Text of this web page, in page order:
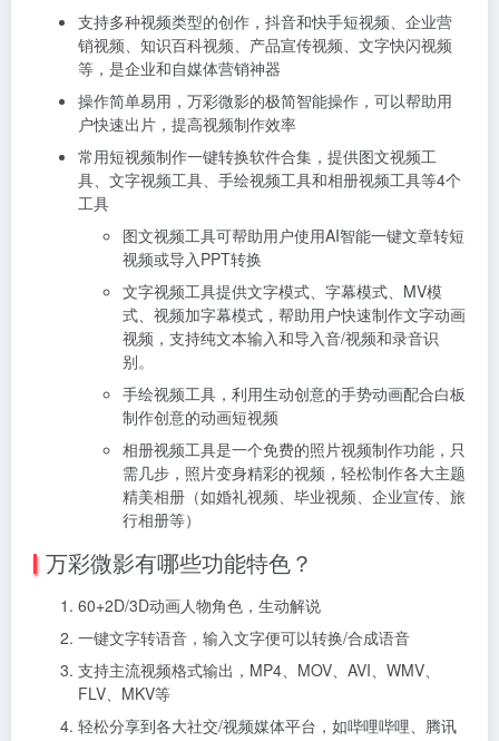
支持多种视频类型的创作，抖音和快手短视频、企业营
销视频、知识百科视频、产品宣传视频、文字快闪视频
等，是企业和自媒体营销神器
操作简单易用，万彩微影的极简智能操作，可以帮助用
户快速出片，提高视频制作效率
常用短视频制作一键转换软件合集，提供图文视频工
具、文字视频工具、手绘视频工具和相册视频工具等4个
工具
图文视频工具可帮助用户使用AI智能一键文章转短
视频或导入PPT转换
文字视频工具提供文字模式、字幕模式、MV模
式、视频加字幕模式，帮助用户快速制作文字动画
视频，支持纯文本输入和导入音/视频和录音识
别。
手绘视频工具，利用生动创意的手势动画配合白板
制作创意的动画短视频
相册视频工具是一个免费的照片视频制作功能，只
需几步，照片变身精彩的视频，轻松制作各大主题
精美相册（如婚礼视频、毕业视频、企业宣传、旅
行相册等）
万彩微影有哪些功能特色？
60+2D/3D动画人物角色，生动解说
一键文字转语音，输入文字便可以转换/合成语音
支持主流视频格式输出，MP4、MOV、AVI、WMV、
FLV、MKV等
轻松分享到各大社交/视频媒体平台，如哔哩哔哩、腾讯